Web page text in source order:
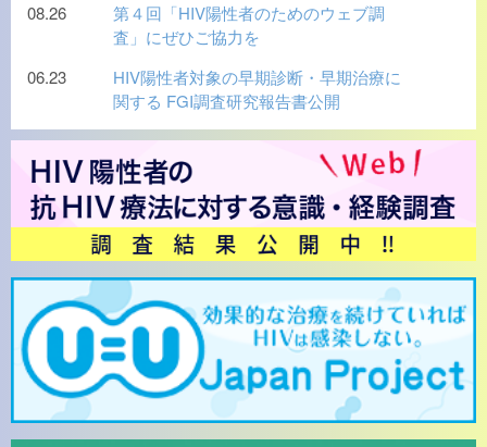
08.26
第４回「HIV陽性者のためのウェブ調
査」にぜひご協力を
06.23
HIV陽性者対象の早期診断・早期治療に
関する FGI調査研究報告書公開